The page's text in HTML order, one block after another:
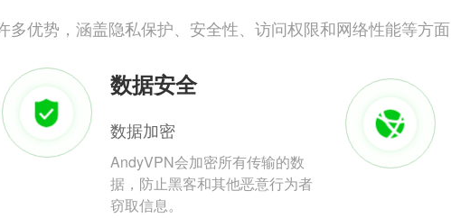
多优势，涵盖隐私保护、安全性、访问权限和网络性能等方面
数据安全
数据加密
AndyVPN会加密所有传输的数
据，防止黑客和其他恶意行为者
窃取信息。